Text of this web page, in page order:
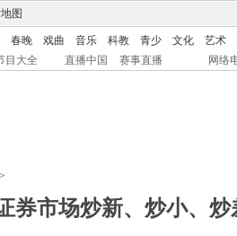
图
春晚 戏曲 音乐 科教 青少 文化
艺术
目大全 直播中国 赛事直播 网络
>
券市场炒新、炒小、炒